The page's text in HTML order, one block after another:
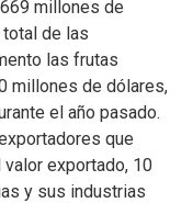
millones de
de las
las frutas
millones de dólares,
el año pasado.
que
exportado, 10
y sus industrias